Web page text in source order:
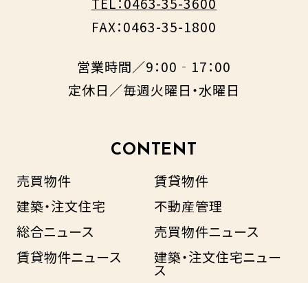
FAX：0463-35-1800
営業時間／9：00‐17：00
定休日／毎週火曜日・水曜日
CONTENT
売買物件
賃貸物件
建築・注文住宅
不動産管理
総合ニュース
売買物件ニュース
賃貸物件ニュース
建築・注文住宅ニュー
ス